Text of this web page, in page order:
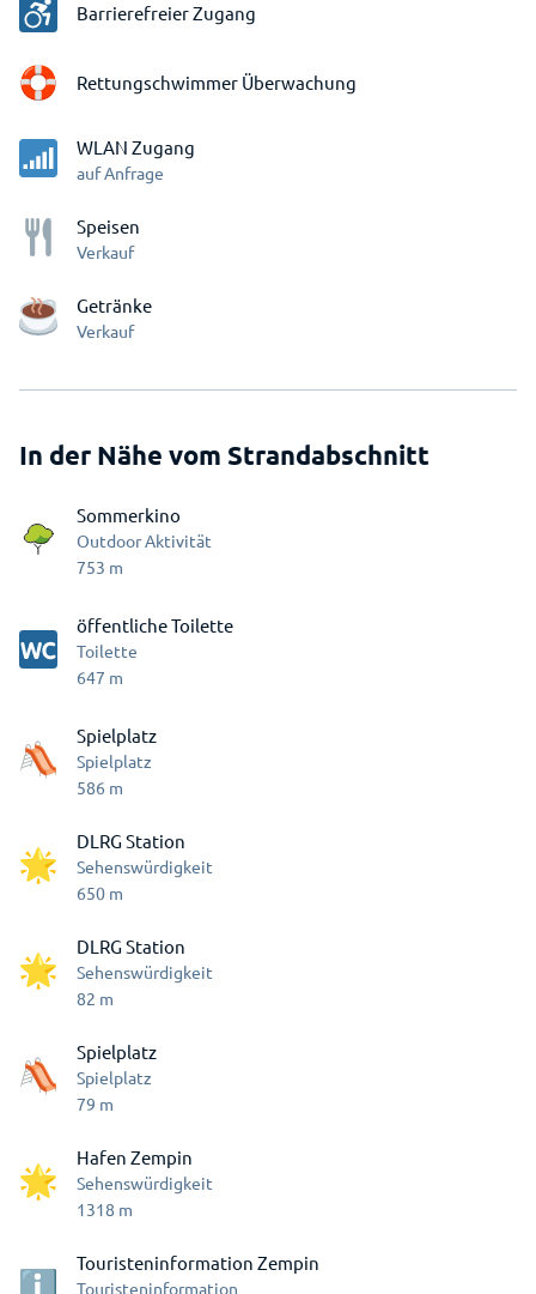
Barrierefreier Zugang
Rettungschwimmer Überwachung
WLAN Zugang
auf Anfrage
Speisen
Verkauf
Getränke
Verkauf
In der Nähe vom Strandabschnitt
Sommerkino
Outdoor Aktivität
753 m
öffentliche Toilette
Toilette
647 m
Spielplatz
Spielplatz
586 m
DLRG Station
Sehenswürdigkeit
650 m
DLRG Station
Sehenswürdigkeit
82 m
Spielplatz
Spielplatz
79 m
Hafen Zempin
Sehenswürdigkeit
1318 m
Touristeninformation Zempin
Touristeninformation